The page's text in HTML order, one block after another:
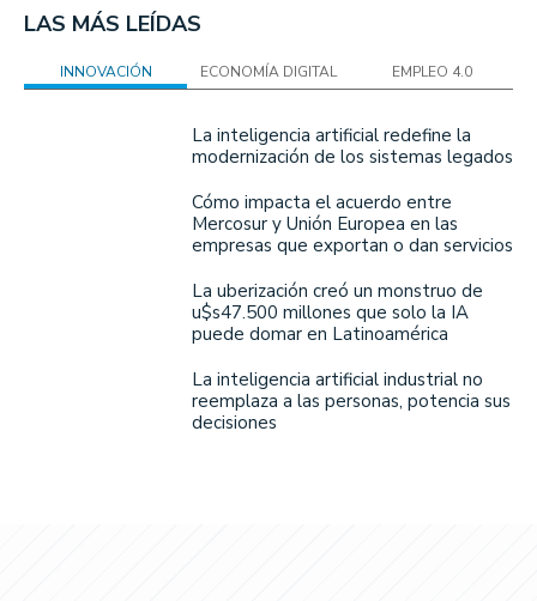
LAS MÁS LEÍDAS
INNOVACIÓN ECONOMÍA DIGITAL EMPLEO 4.0
La inteligencia artificial redefine la
modernización de los sistemas legados
Cómo impacta el acuerdo entre
Mercosur y Unión Europea en las
empresas que exportan o dan servicios
La uberización creó un monstruo de
u$s47.500 millones que solo la IA
puede domar en Latinoamérica
La inteligencia artificial industrial no
reemplaza a las personas, potencia sus
decisiones